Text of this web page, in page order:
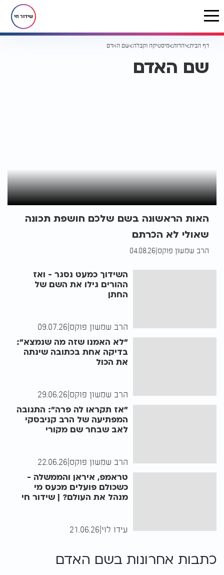
שידור חי
דף הבית יהדות מיסטיקה וקבלה שם האדם
שם האדם
האות הראשונה בשם שלכם חושפת תכונה
שאולי לא הכרתם
הרב שמשון פוקס 04.08.26
השידוך כמעט נסגר - ואז
ההורים גילו את השם של
החתן
הרב שמשון פוקס 09.07.26
"לא האמנו שזה מה שנמצא":
בדיקה אחת בכתובה שינתה
את הכול
הרב שמשון פוקס 29.06.26
"אז תקראו לה פרה": התגובה
המפתיעה של הרב קניבסקי
לאב שבחר שם מקורי
הרב שמשון פוקס 22.06.26
טראמפ, איראן והממשלה -
כשכולם פועלים מכעס מי
מנהל את העולם? | שידור חי
עידו לוי 21.06.26
כתבות אחרונות בשם האדם